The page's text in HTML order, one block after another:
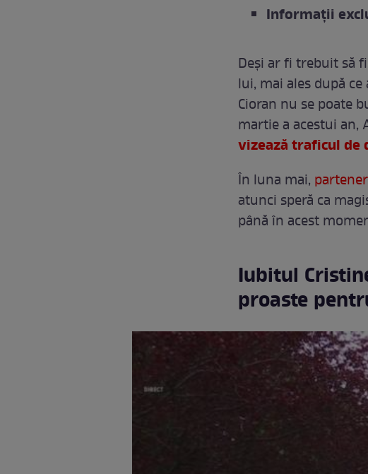
Informații
Deși ar fi trebuit să
lui, mai ales după
Cioran nu se poate
martie a acestui an,
vizează traficul de
În luna mai,
atunci speră ca
până în acest
Iubitul
proaste